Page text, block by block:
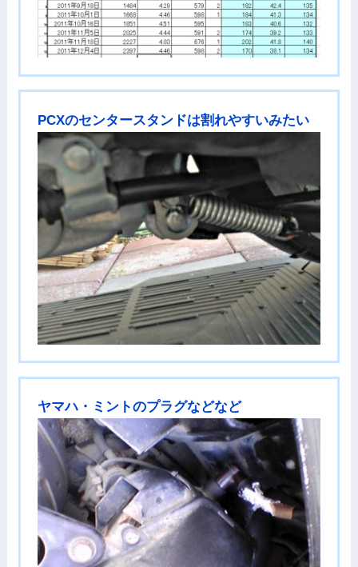
PCXのセンタースタンドは割れやすいみたい
ヤマハ・ミントのプラグなどなど